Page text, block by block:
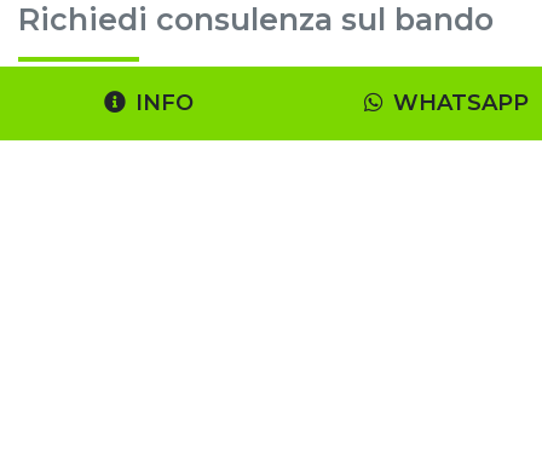
Richiedi consulenza sul bando
INFO WHATSAPP